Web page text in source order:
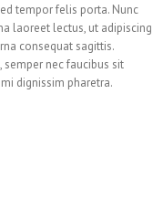
tempor felis porta. Nunc
laoreet lectus, ut adipiscing
consequat sagittis.
nec faucibus sit
dignissim pharetra.